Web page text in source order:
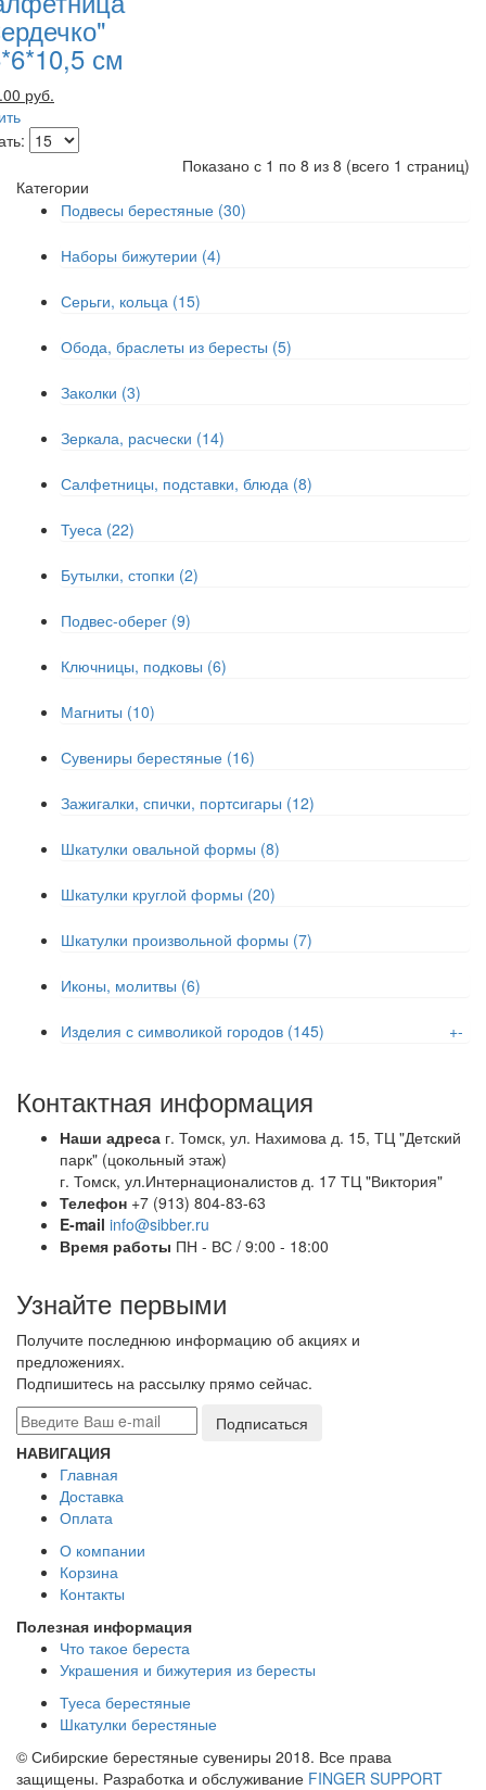
см
руб.
Показано с 1 по 8 из 8 (всего 1 страниц)
Категории
Подвесы берестяные (30)
Наборы бижутерии (4)
Серьги, кольца (15)
Обода, браслеты из бересты (5)
Заколки (3)
Зеркала, расчески (14)
Салфетницы, подставки, блюда (8)
Туеса (22)
Бутылки, стопки (2)
Подвес-оберег (9)
Ключницы, подковы (6)
Магниты (10)
Сувениры берестяные (16)
Зажигалки, спички, портсигары (12)
Шкатулки овальной формы (8)
Шкатулки круглой формы (20)
Шкатулки произвольной формы (7)
Иконы, молитвы (6)
Изделия с символикой городов (145) +-
Контактная информация
Наши адреса г. Томск, ул. Нахимова д. 15, ТЦ "Детский
парк" (цокольный этаж)
г. Томск, ул.Интернационалистов д. 17 ТЦ "Виктория"
Телефон +7 (913) 804-83-63
E-mail info@sibber.ru
Время работы ПН - ВС / 9:00 - 18:00
Узнайте первыми
Получите последнюю информацию об акциях и
предложениях.
Подпишитесь на рассылку прямо сейчас.
НАВИГАЦИЯ
Главная
Доставка
Оплата
О компании
Корзина
Контакты
Полезная информация
Что такое береста
Украшения и бижутерия из бересты
Туеса берестяные
Шкатулки берестяные
© Сибирские берестяные сувениры 2018. Все права
защищены. Разработка и обслуживание FINGER SUPPORT